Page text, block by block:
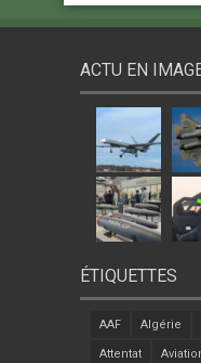
ACTU EN
ÉTIQUETTES
AAF Algérie
Attentat